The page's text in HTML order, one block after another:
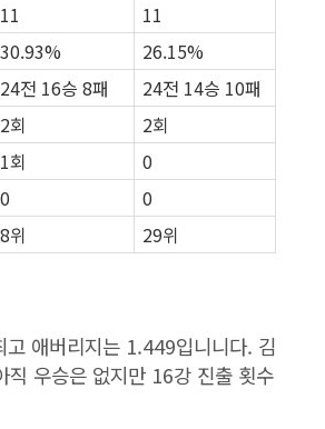
11
11
30.93%
26.15%
24전 16승 8패
24전 14승 10패
2회
2회
1회
0
0
0
8위
29위
애버리지는 1.449입니니다. 김
우승은 없지만 16강 진출 횟수